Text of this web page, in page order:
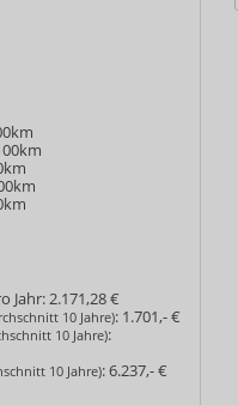
Jahr:2.171,28 €
10 Jahre): 1.701,- €
10 Jahre):
10 Jahre):6.237,- €